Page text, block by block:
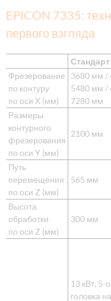
EPICON 7335:
первого взгляда
Стандарт
Фрезерование
по контуру
по оси X (мм)
3680 мм /
5480 мм /
7280 мм
Размеры
контурного
фрезерования
по оси Y (мм)
2100 мм
Путь
перемещения
по оси Z (мм)
565 мм
Высота
обработки
по оси Z (мм)
300 мм
13 кВт, 5-
головка